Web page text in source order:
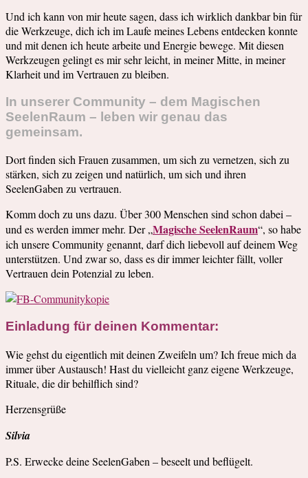
Und ich kann von mir heute sagen, dass ich wirklich dankbar bin für
die Werkzeuge, dich ich im Laufe meines Lebens entdecken konnte
und mit denen ich heute arbeite und Energie bewege. Mit diesen
Werkzeugen gelingt es mir sehr leicht, in meiner Mitte, in meiner
Klarheit und im Vertrauen zu bleiben.
In unserer Community – dem Magischen
SeelenRaum – leben wir genau das
gemeinsam.
Dort finden sich Frauen zusammen, um sich zu vernetzen, sich zu
stärken, sich zu zeigen und natürlich, um sich und ihren
SeelenGaben zu vertrauen.
Komm doch zu uns dazu. Über 300 Menschen sind schon dabei –
und es werden immer mehr. Der „Magische SeelenRaum“, so habe
ich unsere Community genannt, darf dich liebevoll auf deinem Weg
unterstützen. Und zwar so, dass es dir immer leichter fällt, voller
Vertrauen dein Potenzial zu leben.
Einladung für deinen Kommentar:
Wie gehst du eigentlich mit deinen Zweifeln um? Ich freue mich da
immer über Austausch! Hast du vielleicht ganz eigene Werkzeuge,
Rituale, die dir behilflich sind?
Herzensgrüße
Silvia
P.S. Erwecke deine SeelenGaben – beseelt und beflügelt.